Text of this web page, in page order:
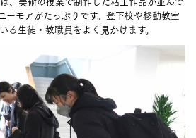
ーモアがたっぷりです。登下校や移動教室
る生徒・教職員をよく見かけます。